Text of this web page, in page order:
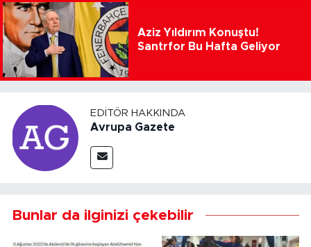
Aziz Yıldırım Konuştu!
Santrfor Bu Hafta Geliyor
EDITÖR HAKKINDA
Avrupa Gazete
Bunlar da ilginizi çekebilir